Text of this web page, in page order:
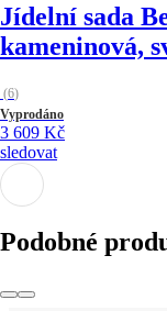
Jídelní sada
kameninová,
(6)
Vyprodáno
3 609 Kč
sledovat
Podobné